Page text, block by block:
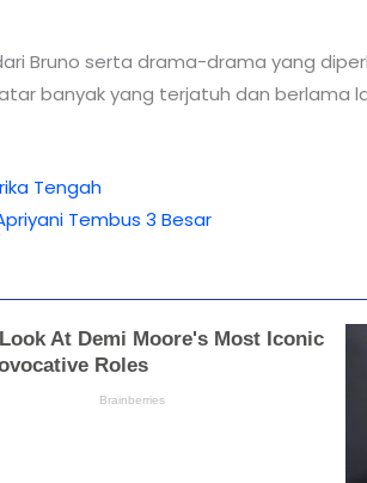
Bruno serta drama-drama yang
banyak yang terjatuh dan berlama
Tengah
Tembus 3 Besar